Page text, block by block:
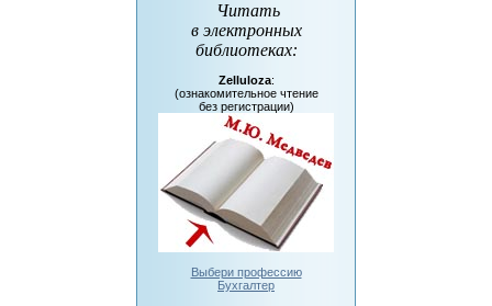
Читать
в электронных
библиотеках:
Zelluloza:
(ознакомительное чтение
без регистрации)
Выбери профессию
Бухгалтер